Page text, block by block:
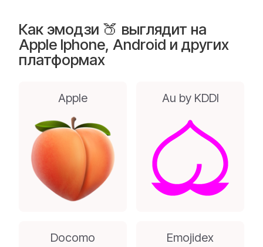
Как эмодзи 🍑 выглядит на
Apple Iphone, Android и других
платформах
Apple Au by KDDI
Docomo Emojidex